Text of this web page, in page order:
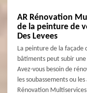
AR Rénovation
de la peinture de
Des Levees
La peinture de la façade
bâtiments peut subir
Avez-vous besoin de
les soubassements ou
Rénovation